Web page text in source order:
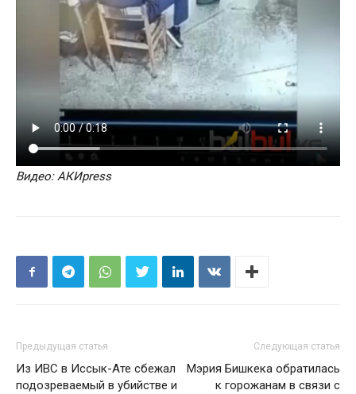
Видео: АКИpress
Предыдущая статья
Из ИВС в Иссык-Ате сбежал
подозреваемый в убийстве и
Следующая статья
Мэрия Бишкека обратилась
к горожанам в связи с